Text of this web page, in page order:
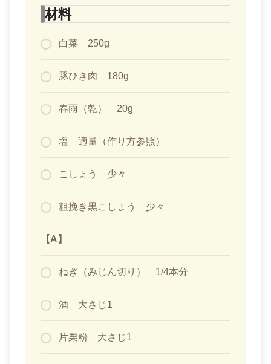
材料
白菜 250g
豚ひき肉 180g
春雨（乾） 20g
塩 適量（作り方参照）
こしょう 少々
粗挽き黒こしょう 少々
【A】
ねぎ（みじん切り） 1/4本分
酒 大さじ1
片栗粉 大さじ1